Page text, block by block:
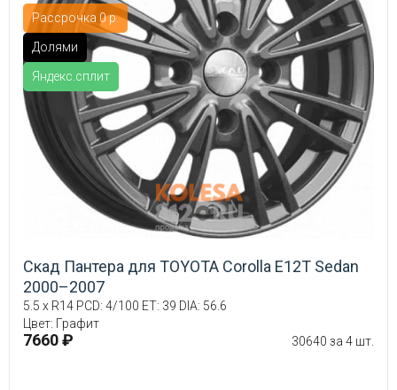
Рассрочка 0 р.
Долями
Яндекс.сплит
Скад Пантера для TOYOTA Corolla E12T Sedan
2000–2007
5.5 x R14 PCD: 4/100 ET: 39 DIA: 56.6
Цвет: Графит
7660 ₽ 30640 за 4 шт.